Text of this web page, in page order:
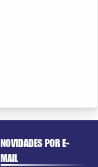
NOVIDADES POR E-
MAIL